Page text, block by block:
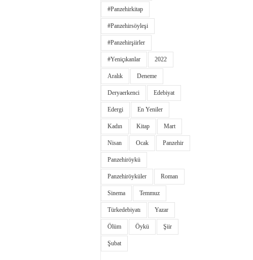
#panzehirkitap
#panzehirsöyleşi
#panzehirşiirler
#yeniçıkanlar 2022
Aralık Deneme
Deryaerkenci Edebiyat
Edergi En Yeniler
Kadın Kitap Mart
Nisan Ocak Panzehir
Panzehiröykü
Panzehiröyküler Roman
Sinema Temmuz
Türkedebiyatı Yazar
Ölüm Öykü Şiir
Şubat